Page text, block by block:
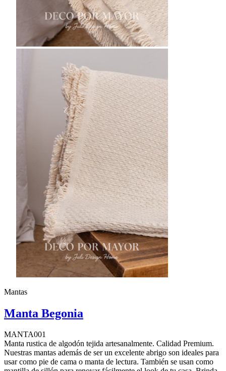
Mantas
Manta Begonia
MANTA001
Manta rustica de algodón tejida artesanalmente. Calidad Premium.
Nuestras mantas además de ser un excelente abrigo son ideales para
usar como pie de cama o manta de lectura. También se usan como